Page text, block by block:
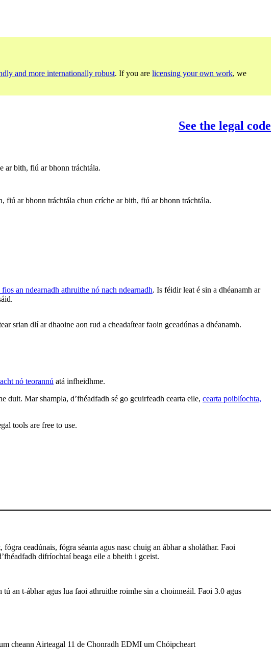
and more internationally robust. If you are licensing your own work, we
See the legal code
ar bith, fiú ar bhonn tráchtála.
ar bhonn tráchtála chun críche ar bith, fiú ar bhonn tráchtála.
an ndearnadh athruithe nó nach ndearnadh. Is féidir leat é sin a dhéanamh ar
srian dlí ar dhaoine aon rud a cheadaítear faoin gceadúnas a dhéanamh.
nó teorannú atá infheidhme.
duit. Mar shampla, d’fhéadfadh sé go gcuirfeadh cearta eile, cearta poiblíochta,
tools are free to use.
ceadúnais, fógra séanta agus nasc chuig an ábhar a sholáthar. Faoi
difríochtaí beaga eile a bheith i gceist.
an t-ábhar agus lua faoi athruithe roimhe sin a choinneáil. Faoi 3.0 agus
cheann Airteagal 11 de Chonradh EDMI um Chóipcheart